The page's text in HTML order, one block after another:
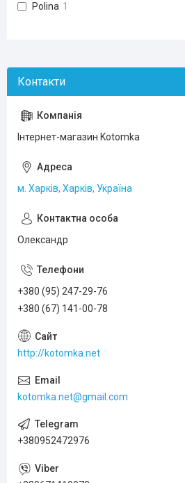
Polina 1
Інтернет-магазин Kotomka
м. Харків, Харків, Україна
Олександр
+380 (95) 247-29-76
+380 (67) 141-00-78
http://kotomka.net
kotomka.net@gmail.com
+380952472976